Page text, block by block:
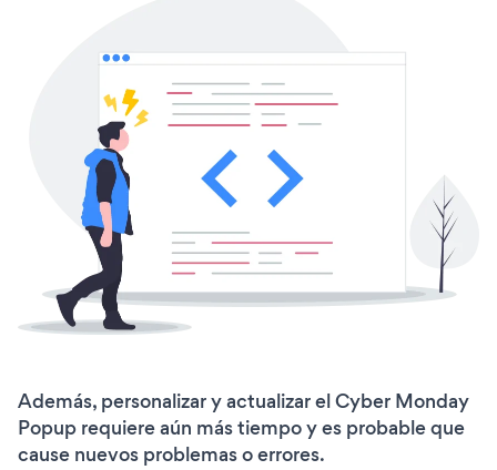
Además, personalizar y actualizar el Cyber Monday
Popup requiere aún más tiempo y es probable que
cause nuevos problemas o errores.